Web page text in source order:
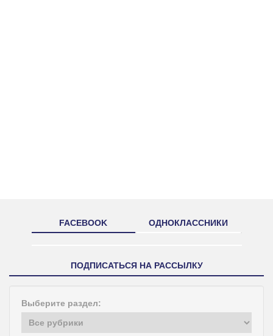
FACEBOOK ОДНОКЛАССНИКИ
ПОДПИСАТЬСЯ НА РАССЫЛКУ
Выберите раздел: